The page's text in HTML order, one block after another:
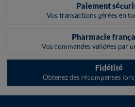
Paiement
Vos transactions gérées en
Pharmacie
Vos commandes validées par
Fidélité
Obtenez des récompenses